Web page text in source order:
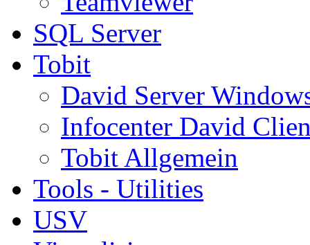
SQL Server
Tobit
David Server
Infocenter David
Tobit Allgemein
Tools - Utilities
USV